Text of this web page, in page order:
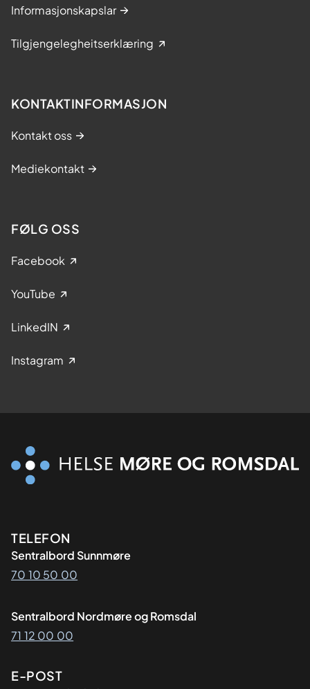
Informasjonskapslar
Tilgjengelegheitserklæring
KONTAKTINFORMASJON
Kontakt oss
Mediekontakt
FØLG OSS
Facebook
YouTube
LinkedIN
Instagram
Kontaktinformasjon
TELEFON
Sentralbord Sunnmøre
70 10 50 00
Sentralbord Nordmøre og Romsdal
71 12 00 00
E-POST